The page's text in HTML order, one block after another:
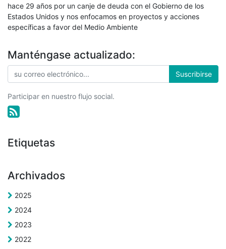
hace 29 años por un canje de deuda con el Gobierno de los
Estados Unidos y nos enfocamos en proyectos y acciones
específicas a favor del Medio Ambiente
Manténgase actualizado:
Suscribirse
Participar en nuestro flujo social.
Etiquetas
Archivados
2025
2024
2023
2022